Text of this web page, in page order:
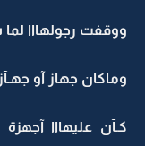
ووقفت رجولهااا
وماكان جهاز آو
كـآن عليهااا